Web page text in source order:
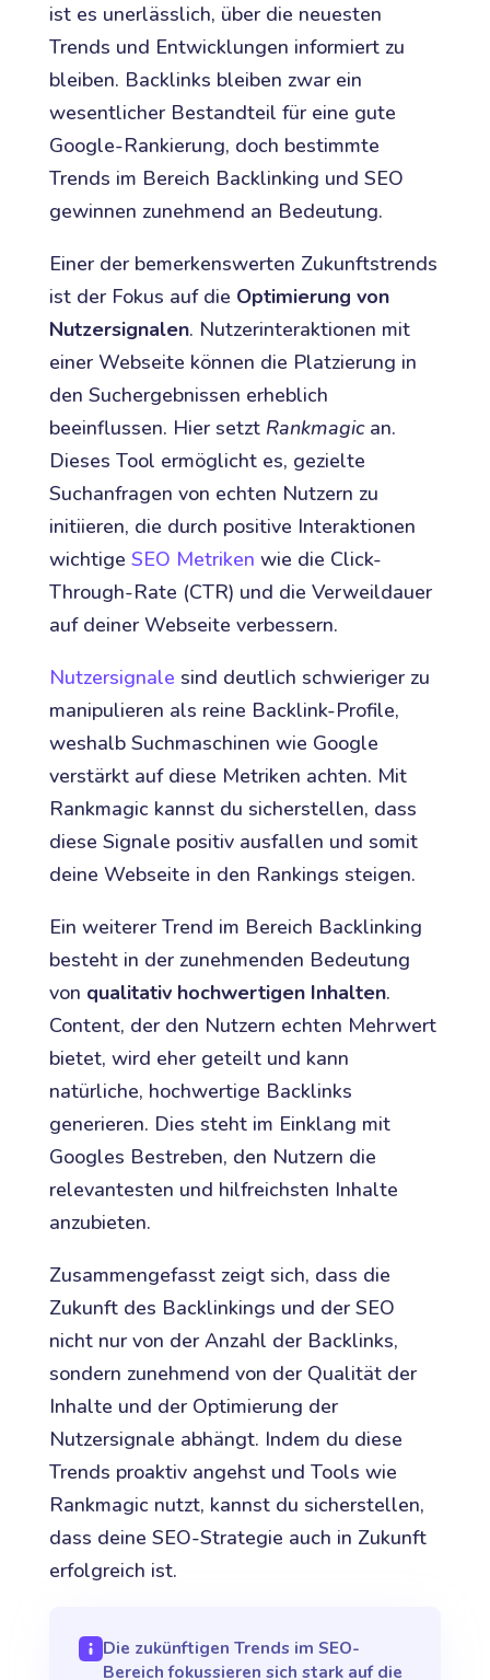
ist es unerlässlich, über die neuesten
Trends und Entwicklungen informiert zu
bleiben. Backlinks bleiben zwar ein
wesentlicher Bestandteil für eine gute
Google-Rankierung, doch bestimmte
Trends im Bereich Backlinking und SEO
gewinnen zunehmend an Bedeutung.
Einer der bemerkenswerten Zukunftstrends
ist der Fokus auf die Optimierung von
Nutzersignalen. Nutzerinteraktionen mit
einer Webseite können die Platzierung in
den Suchergebnissen erheblich
beeinflussen. Hier setzt Rankmagican.
Dieses Tool ermöglicht es, gezielte
Suchanfragen von echten Nutzern zu
initiieren, die durch positive Interaktionen
wichtige SEO Metriken wie die Click-
Through-Rate (CTR) und die Verweildauer
auf deiner Webseite verbessern.
Nutzersignale sind deutlich schwieriger zu
manipulieren als reine Backlink-Profile,
weshalb Suchmaschinen wie Google
verstärkt auf diese Metriken achten. Mit
Rankmagic kannst du sicherstellen, dass
diese Signale positiv ausfallen und somit
deine Webseite in den Rankings steigen.
Ein weiterer Trend im Bereich Backlinking
besteht in der zunehmenden Bedeutung
von qualitativ hochwertigen Inhalten.
Content, der den Nutzern echten Mehrwert
bietet, wird eher geteilt und kann
natürliche, hochwertige Backlinks
generieren. Dies steht im Einklang mit
Googles Bestreben, den Nutzern die
relevantesten und hilfreichsten Inhalte
anzubieten.
Zusammengefasst zeigt sich, dass die
Zukunft des Backlinkings und der SEO
nicht nur von der Anzahl der Backlinks,
sondern zunehmend von der Qualität der
Inhalte und der Optimierung der
Nutzersignale abhängt. Indem du diese
Trends proaktiv angehst und Tools wie
Rankmagic nutzt, kannst du sicherstellen,
dass deine SEO-Strategie auch in Zukunft
erfolgreich ist.
Die zukünftigen Trends im SEO-
Bereich fokussieren sich stark auf die